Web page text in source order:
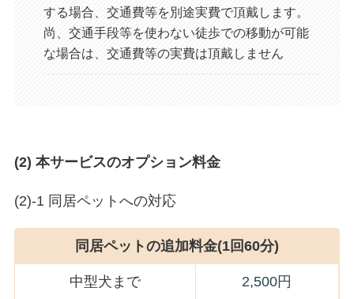
する場合、交通費等を別途実費で頂戴します。
尚、交通手段等を使わない徒歩での移動が可能
な場合は、交通費等の実費は頂戴しません
(2) 本サービスのオプション料金
(2)-1 同居ペットへの対応
同居ペットの追加料金(1回60分)
中型犬まで 2,500円